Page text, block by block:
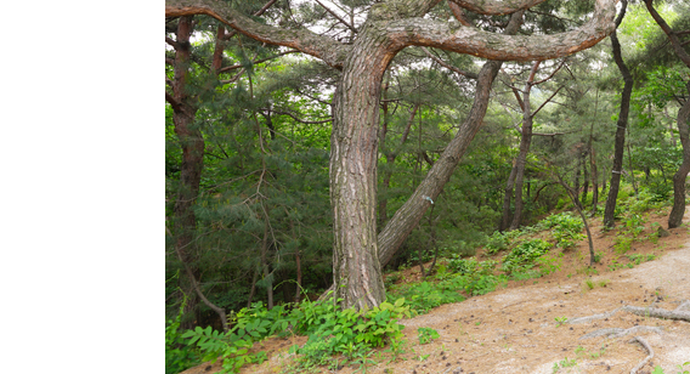
[속보]與 당대표 경선, 대구 권리당원 투표 정청래 47.82%·김민석
[속보]與 당대표 경선, 강원 권리당원 투표 김민석 승리…50.30%
"일본축구협회, 대한축구협회 성 접대 의혹 심판 조사"
[속보]장은수, KLPGA 제주삼다수 역전 우승…데뷔 10년 차에 첫
"얼마나 더웠으면"…안동 물길공원서 헤엄친 구렁이 '소동'
손흥민, 68분 뛰고 2경기 침묵…LAFC, 톨루카에 1-0 승리(종합)
'2경기 연속 침묵' 손흥민, 톨루카전 68분만 뛰고 슈팅 0개
이강인, 오늘 서울서 AT마드리드 입단식…'전례 없는 특급대우'
'여긴 20도, 저긴 50도'…열화상 카메라로 본 폭염 저감시설 '온도차'
콜롬비아 신임 우파 대통령 취임 하루만에 차량폭탄 폭발 사건
튀르키예 외무장관, "메카 3국 방위협정은 이란이 목표 아냐 " 밝혀